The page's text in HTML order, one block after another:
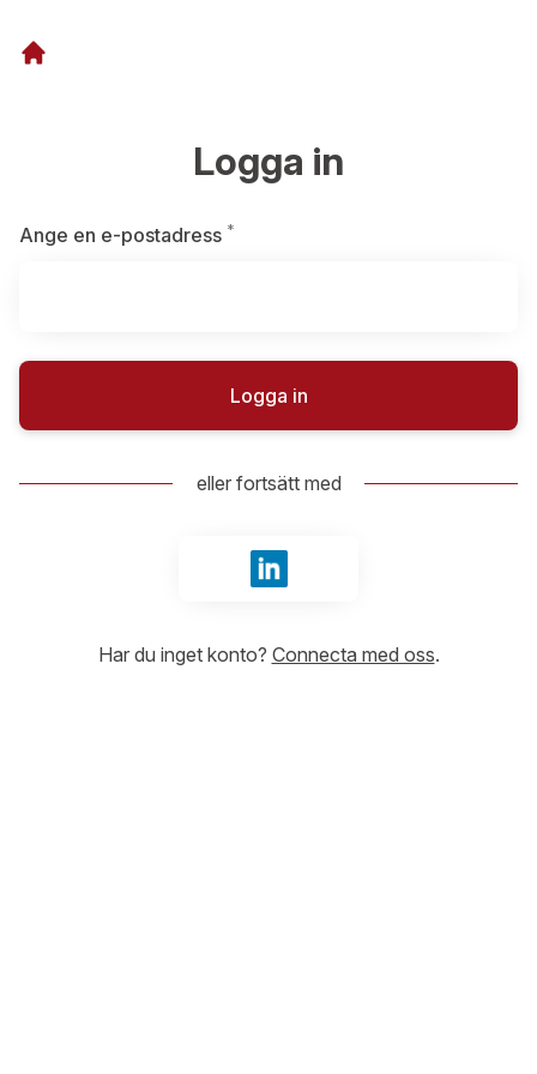
Logga in
Ange en e-postadress *
Logga in
eller fortsätt med
Logga in med LinkedIn
Har du inget konto? Connecta med oss.